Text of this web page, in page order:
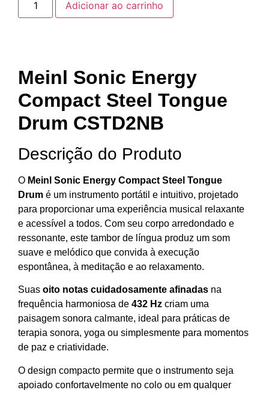
Adicionar ao carrinho
Meinl Sonic Energy
Compact Steel Tongue
Drum CSTD2NB
Descrição do Produto
O Meinl Sonic Energy Compact Steel Tongue
Drum é um instrumento portátil e intuitivo, projetado
para proporcionar uma experiência musical relaxante
e acessível a todos. Com seu corpo arredondado e
ressonante, este tambor de língua produz um som
suave e melódico que convida à execução
espontânea, à meditação e ao relaxamento.
Suas oito notas cuidadosamente afinadas na
frequência harmoniosa de 432 Hz criam uma
paisagem sonora calmante, ideal para práticas de
terapia sonora, yoga ou simplesmente para momentos
de paz e criatividade.
O design compacto permite que o instrumento seja
apoiado confortavelmente no colo ou em qualquer